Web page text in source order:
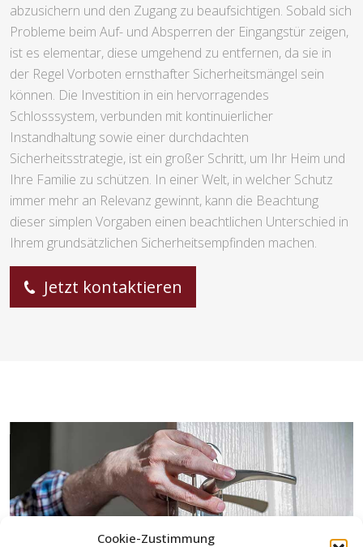
Cookie-Zustimmung
abzusichern und den Zugang zu beaufsichtigen. Sobald sich
Probleme beim Auf- und Absperren der Eingangstür zeigen,
ist es elementar, diese umgehend zu entfernen, da sie in
der Regel Vorboten ernsthafter Sicherheitsmängel sein
können. Die Investition in ein hervorragendes
Schlosssystem, verbunden mit kontinuierlicher
Instandhaltung sowie einer durchdachten
Sicherheitsstrategie, ist ein großer Schritt, um Ihr Heim und
Ihre Familie zu schützen. In einer Welt, in welcher Schutz
immer mehr an Relevanz gewinnt, kann die Beachtung
dieser simplen Vorgaben einen beachtlichen Unterschied in
Ihrem grundsätzlichen Sicherheitsempfinden machen.
Jetzt kontaktieren